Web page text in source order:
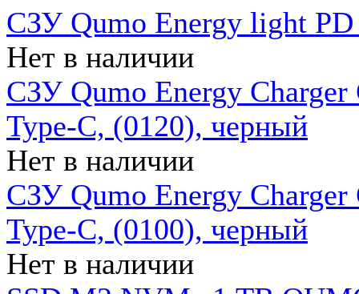
СЗУ Qumo Energy light PD
Нет в наличии
СЗУ Qumo Energy
Type-C, (0120), черный
Нет в наличии
СЗУ Qumo Energy
Type-C, (0100), черный
Нет в наличии